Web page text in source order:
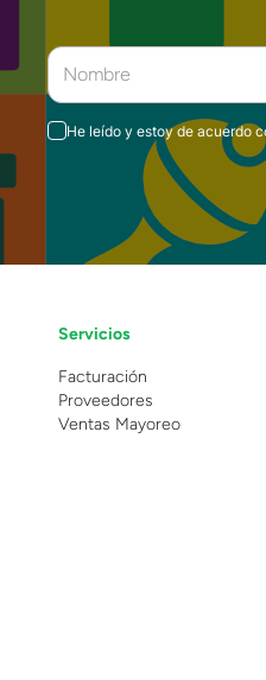
He leído y estoy de acuerdo
Servicios
Facturación
Proveedores
Ventas Mayoreo